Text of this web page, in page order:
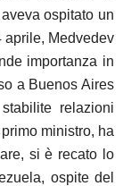
ospitato un
aprile, Medvedev
importanza in
a Buenos Aires
relazioni
ministro, ha
si è recato lo
ospite del